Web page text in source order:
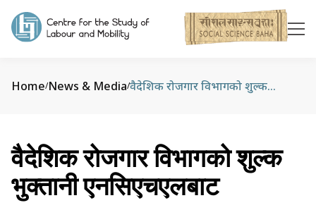
Home/News & Media/ वैदेशिक रोजगार विभागको शुल्क भुक्तानी एनसिएचएलबाट
वैदेशिक रोजगार विभागको शुल्क
भुक्तानी एनसिएचएलबाट